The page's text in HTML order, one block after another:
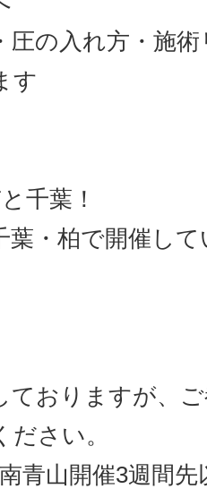
の入れ方・施
す
千葉！
葉・柏で開催し
ておりますが、
さい。
青山開催3週間